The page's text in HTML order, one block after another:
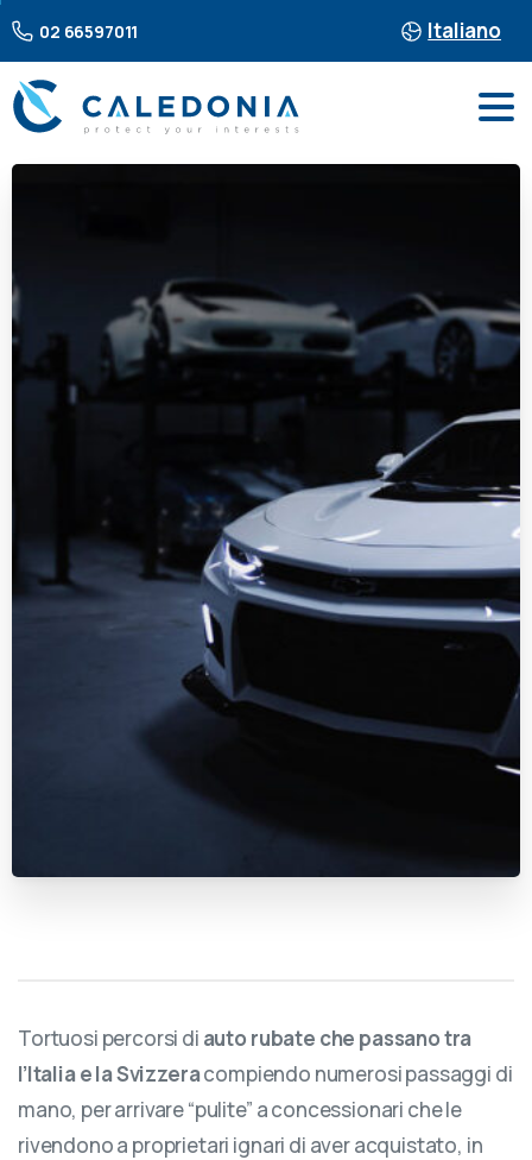
02 66597011 Italiano
Tortuosi percorsi di auto rubate che passano tra
l’Italia e la Svizzeracompiendo numerosi passaggi di
mano, per arrivare “pulite” a concessionari che le
rivendono a proprietari ignari di aver acquistato, in